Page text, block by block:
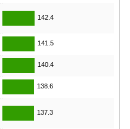
142.4
141.5
140.4
138.6
137.3